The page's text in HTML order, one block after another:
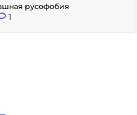
русофобия
1